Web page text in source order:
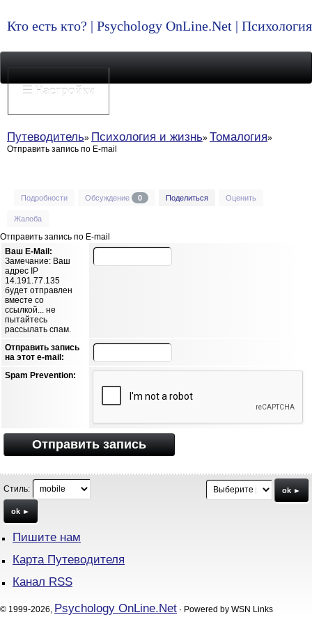
Кто есть кто? | Psychology OnLine.Net |
☰ Настройки
Путеводитель Психология и жизнь Томалогия
Отправить запись по E-mail
Подробности Обсуждение 0 Поделиться Оценить
Жалоба
Отправить запись по E-mail
Ваш E-Mail:
Замечание: Ваш
адрес IP
14.191.77.135
будет отправлен
вместе со
ссылкой... не
пытайтесь
рассылать спам.
Отправить запись
на этот e-mail:
Spam Prevention:
Отправить запись
Стиль:
ok ►
ok ►
Пишите нам
Карта Путеводителя
Канал RSS
© 1999-2026, Psychology OnLine.Net · Powered by WSN Links